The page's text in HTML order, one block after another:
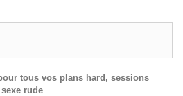
tous vos plans hard, sessions
rude